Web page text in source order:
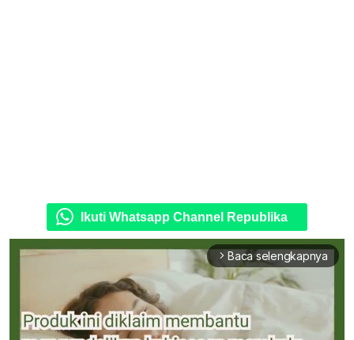
Ikuti Whatsapp Channel Republika
arrow_forward_ios Baca selengkapnya